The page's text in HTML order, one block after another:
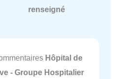
renseigné
Hôpital de
- Groupe Hospitalier